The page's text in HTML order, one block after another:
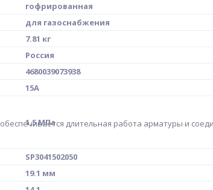
гофрированная
для газоснабжения
7.81 кг
Россия
4680039073938
15A
длительная работа арматуры и
1,5 МПа
SP3041502050
19.1 мм